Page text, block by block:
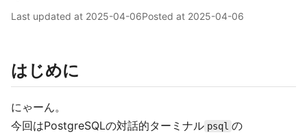
Last updated at 2025-04-06Posted at 2025-04-06
はじめに
にゃーん。
今回はPostgreSQLの対話的ターミナル psql の